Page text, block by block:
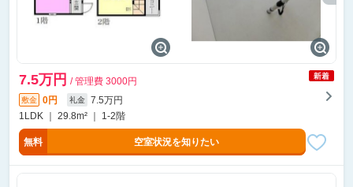
7.5万円 / 管理費 3000円
敷金 0円 礼金
7.5万円
1LDK ｜ 29.8m² ｜ 1-2階
無料 空室状況を知りたい